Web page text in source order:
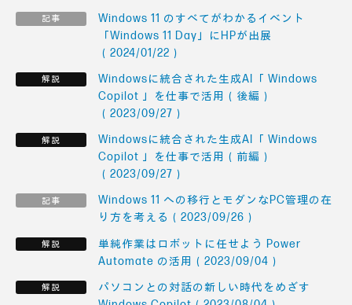
Windows 11 のすべてがわかるイベント
「Windows 11 Day」にHPが出展
（2024/01/22）
Windowsに統合された生成AI「 Windows
Copilot 」を仕事で活用（後編）
（2023/09/27）
Windowsに統合された生成AI「 Windows
Copilot 」を仕事で活用（前編）
（2023/09/27）
Windows 11 への移行とモダンなPC管理の在
り方を考える（2023/09/26）
単純作業はロボットに任せよう Power
Automate の活用（2023/09/04）
パソコンとの対話の新しい時代をめざす